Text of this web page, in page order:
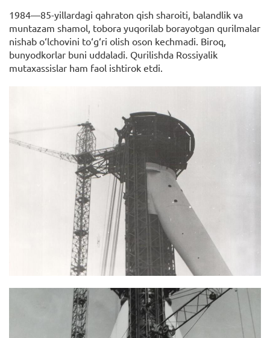
1984—85-yillardagi qahraton qish sharoiti, balandlik va
muntazam shamol, tobora yuqorilab borayotgan qurilmalar
nishab o‘lchovini to‘g‘ri olish oson kechmadi. Biroq,
bunyodkorlar buni uddaladi. Qurilishda Rossiyalik
mutaxassislar ham faol ishtirok etdi.